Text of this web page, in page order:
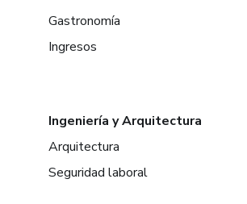
Gastronomía
Ingresos
Ingeniería y Arquitectura
Arquitectura
Seguridad laboral